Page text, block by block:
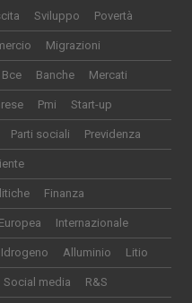
Sviluppo Povertà
Migrazioni
Bce Banche Mercati
Pmi Start-up
Parti sociali Previdenza
Finanza
Internazionale
Idrogeno Alluminio Litio
Social media R&S